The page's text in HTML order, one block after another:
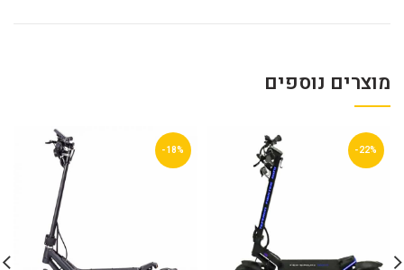
מוצרים נוספים
-22%
-18%